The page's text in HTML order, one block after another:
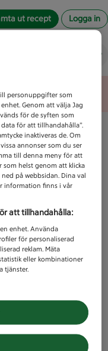
ut recept Logga in
personuppgifter som
Genom att välja Jag
för de syften som
för att tillhandahålla”.
inaktiveras de. Om
annonser som du ser
till denna meny för att
som helst genom att klicka
på webbsidan. Dina val
information finns i vår
att tillhandahålla:
enhet. Använda
för personaliserad
reklam. Mäta
eller kombinationer
tjänster.